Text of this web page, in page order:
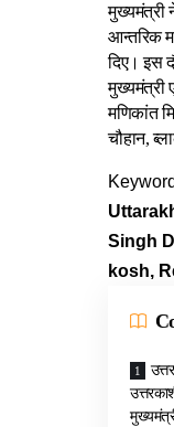
मुख्यमंत्री
आन्तरिक
दिए। इस
मुख्यमंत्री
मणिकांत
चौहान,
Singh
kosh,